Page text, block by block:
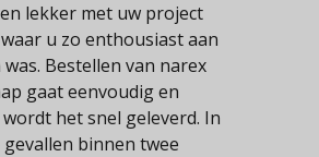
lekker met uw project
u zo enthousiast aan
Bestellen van narex
gaat eenvoudig en
het snel geleverd. In
gevallen binnen twee